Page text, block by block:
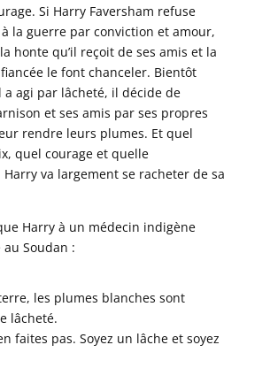
Si Harry Faversham refuse
à la guerre par conviction et amour,
honte qu’il reçoit de ses amis et la
le font chanceler. Bientôt
a agi par lâcheté, il décide de
et ses amis par ses propres
rendre leurs plumes. Et quel
quel courage et quelle
Harry va largement se racheter de sa
Harry à un médecin indigène
Soudan :
les plumes blanches sont
lâcheté.
faites pas. Soyez un lâche et soyez